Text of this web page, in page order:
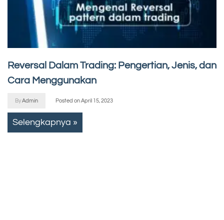
Reversal Dalam Trading: Pengertian, Jenis, dan
Cara Menggunakan
ByAdmin Posted onApril 15, 2023
Selengkapnya »